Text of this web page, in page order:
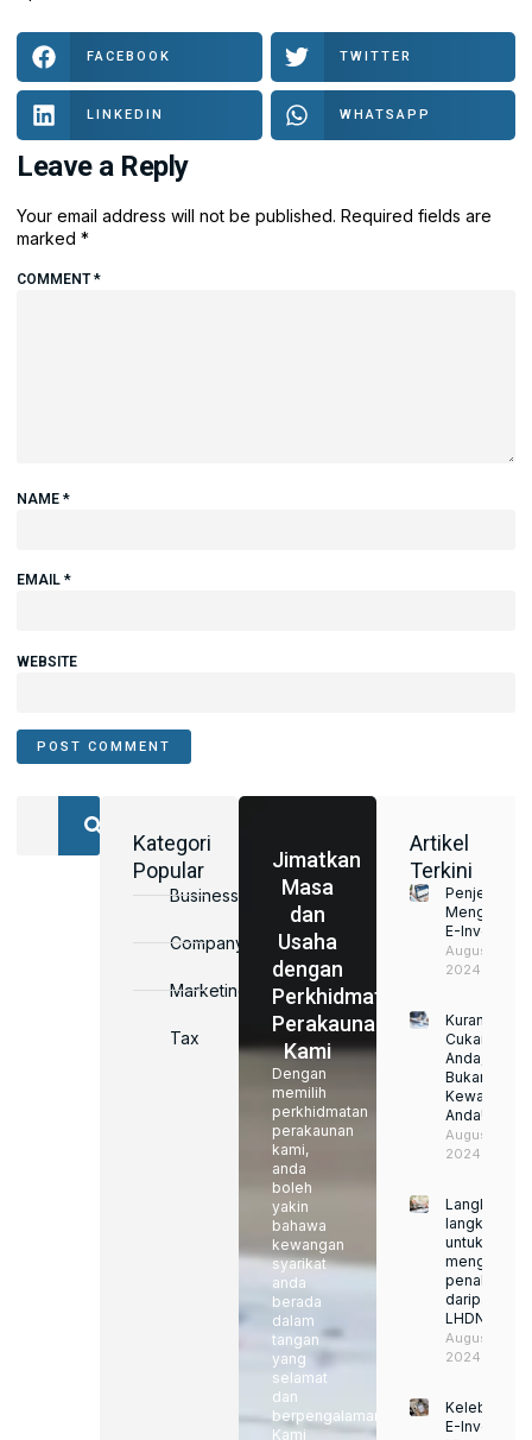
FACEBOOK TWITTER
LINKEDIN WHATSAPP
Leave a Reply
Your email address will not be published. Required fields are
marked *
COMMENT*
NAME *
EMAIL *
WEBSITE
Kategori
Popular
Business
Company
Marketing
Tax
Jimatkan
Masa
dan
Usaha
dengan
Perkhidmatan
Perakaunan
Kami
Dengan
memilih
perkhidmatan
perakaunan
kami,
anda
boleh
yakin
bahawa
kewangan
syarikat
anda
berada
dalam
tangan
yang
selamat
dan
berpengalaman.
Kami
Artikel
Terkini
Penjelasan
Mengenai
E-Invoice
August 22,
2024
Kurangkan
Cukai
Anda,
Bukan
Kewajipan
Anda!
August 22,
2024
Langkah-
langkah
untuk
penalti
daripada
LHDN
August 22,
2024
Kelebihan
E-Invoice: